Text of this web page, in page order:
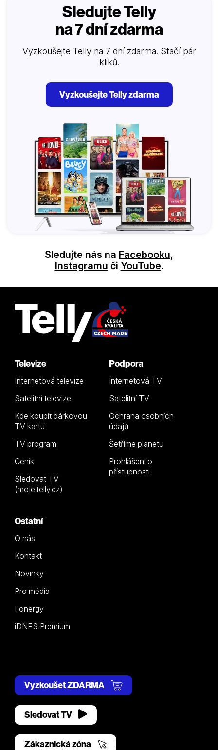
Sledujte Telly
na 7 dní zdarma
Vyzkoušejte Telly na 7 dní zdarma. Stačí pár
kliků.
Vyzkoušejte Telly zdarma
Sledujte nás na Facebooku,
Instagramu či YouTube.
Televize
Internetová televize
Satelitní televize
Kde koupit dárkovou
TV kartu
TV program
Ceník
Sledovat TV
(moje.telly.cz)
Podpora
Internetová TV
Satelitní TV
Ochrana osobních
údajů
Šetříme planetu
Prohlášení o
přístupnosti
Ostatní
O nás
Kontakt
Novinky
Pro média
Fonergy
iDNES Premium
Vyzkoušet ZDARMA
Sledovat TV
Zákaznická zóna